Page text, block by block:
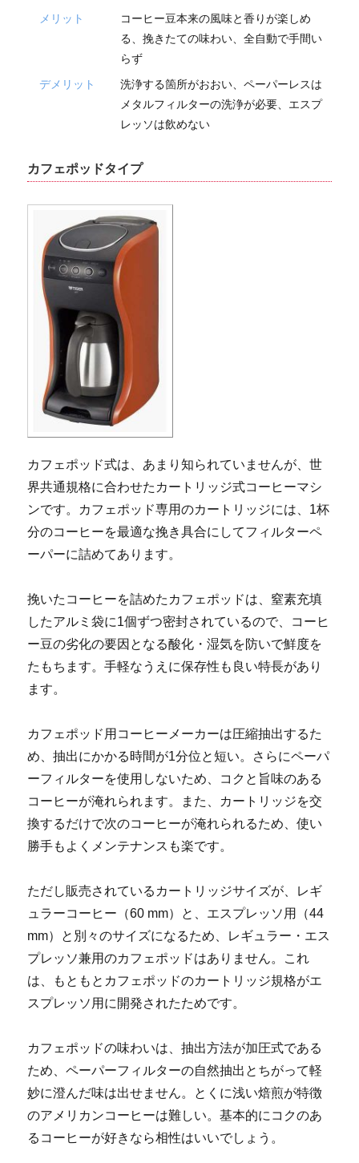
メリット
コーヒー豆本来の風味と香りが楽しめ
る、挽きたての味わい、全自動で手間い
らず
デメリット
洗浄する箇所がおおい、ペーパーレスは
メタルフィルターの洗浄が必要、エスプ
レッソは飲めない
カフェポッドタイプ
カフェポッド式は、あまり知られていませんが、世
界共通規格に合わせたカートリッジ式コーヒーマシ
ンです。カフェポッド専用のカートリッジには、1杯
分のコーヒーを最適な挽き具合にしてフィルターペ
ーパーに詰めてあります。
挽いたコーヒーを詰めたカフェポッドは、窒素充填
したアルミ袋に1個ずつ密封されているので、コーヒ
ー豆の劣化の要因となる酸化・湿気を防いで鮮度を
たもちます。手軽なうえに保存性も良い特長があり
ます。
カフェポッド用コーヒーメーカーは圧縮抽出するた
め、抽出にかかる時間が1分位と短い。さらにペーパ
ーフィルターを使用しないため、コクと旨味のある
コーヒーが淹れられます。また、カートリッジを交
換するだけで次のコーヒーが淹れられるため、使い
勝手もよくメンテナンスも楽です。
ただし販売されているカートリッジサイズが、レギ
ュラーコーヒー（60 mm）と、エスプレッソ用（44
mm）と別々のサイズになるため、レギュラー・エス
プレッソ兼用のカフェポッドはありません。これ
は、もともとカフェポッドのカートリッジ規格がエ
スプレッソ用に開発されたためです。
カフェポッドの味わいは、抽出方法が加圧式である
ため、ペーパーフィルターの自然抽出とちがって軽
妙に澄んだ味は出せません。とくに浅い焙煎が特徴
のアメリカンコーヒーは難しい。基本的にコクのあ
るコーヒーが好きなら相性はいいでしょう。